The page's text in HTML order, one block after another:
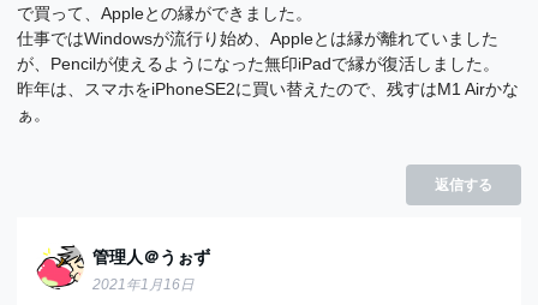
で買って、Appleとの縁ができました。
仕事ではWindowsが流行り始め、Appleとは縁が離れていました
が、Pencilが使えるようになった無印iPadで縁が復活しました。
昨年は、スマホをiPhoneSE2に買い替えたので、残すはM1 Airかな
ぁ。
返信する
管理人＠うぉず
2021年1月16日